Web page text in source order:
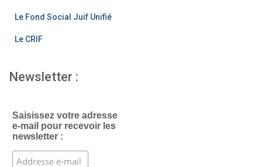
Le Fond Social Juif Unifié
Le CRIF
Newsletter :
Saisissez votre adresse
e-mail pour recevoir les
newsletter :